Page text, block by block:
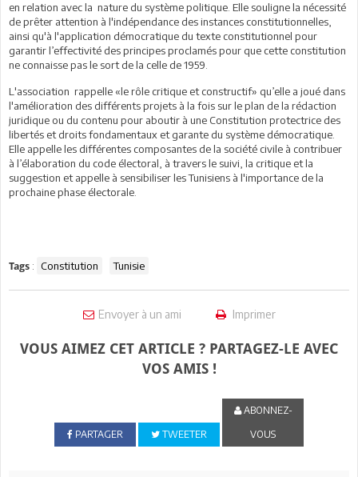
en relation avec la nature du système politique. Elle souligne la nécessité
de prêter attention à l'indépendance des instances constitutionnelles,
ainsi qu'à l'application démocratique du texte constitutionnel pour
garantir l’effectivité des principes proclamés pour que cette constitution
ne connaisse pas le sort de la celle de 1959.
L'association rappelle «le rôle critique et constructif» qu’elle a joué dans
l'amélioration des différents projets à la fois sur le plan de la rédaction
juridique ou du contenu pour aboutir à une Constitution protectrice des
libertés et droits fondamentaux et garante du système démocratique.
Elle appelle les différentes composantes de la société civile à contribuer
à l’élaboration du code électoral, à travers le suivi, la critique et la
suggestion et appelle à sensibiliser les Tunisiens à l'importance de la
prochaine phase électorale.
Tags : Constitution Tunisie
Envoyer à un ami Imprimer
VOUS AIMEZ CET ARTICLE ? PARTAGEZ-LE AVEC
VOS AMIS !
PARTAGER TWEETER
ABONNEZ-
VOUS